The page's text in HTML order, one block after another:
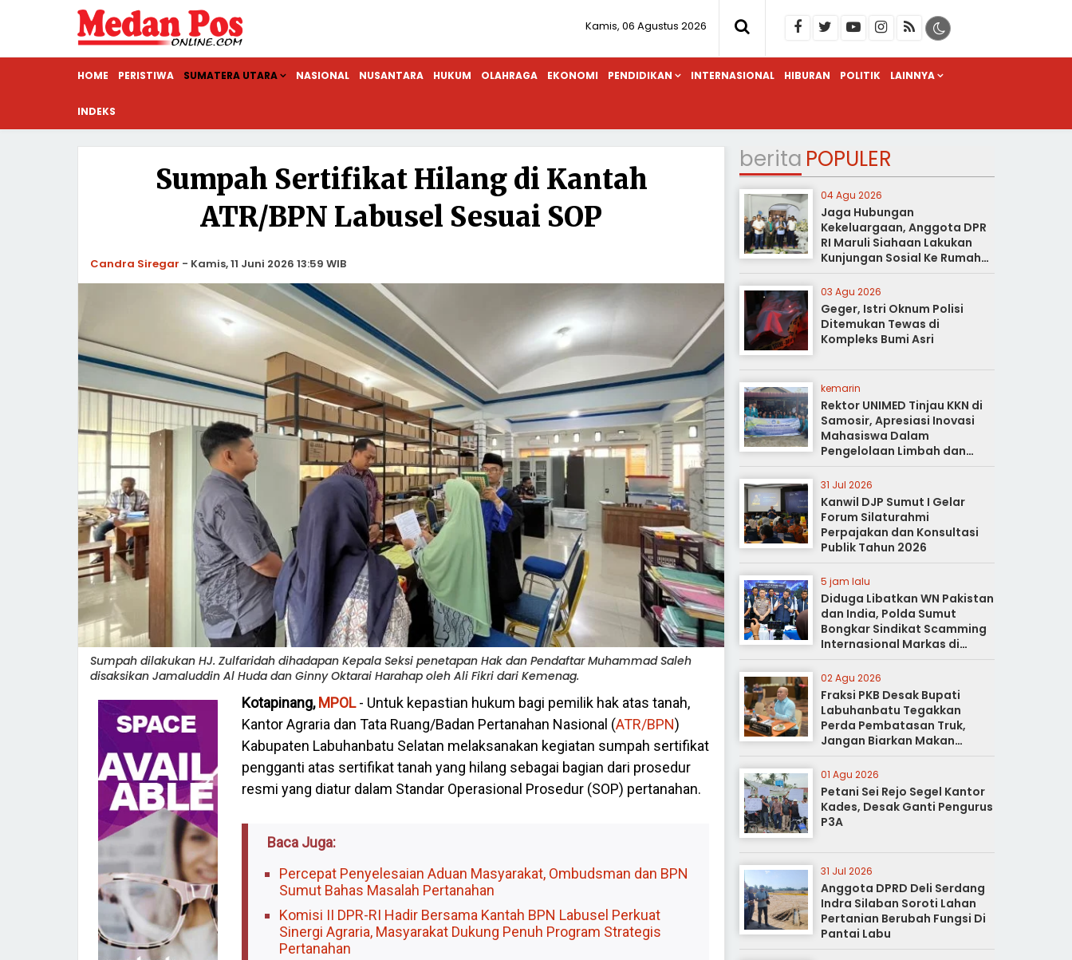
Kamis, 06 Agustus 2026
HOME PERISTIWA SUMATERA UTARA NASIONAL NUSANTARA HUKUM OLAHRAGA EKONOMI PENDIDIKAN INTERNASIONAL HIBURAN POLITIK LAINNYA
INDEKS
Sumpah Sertifikat Hilang di Kantah
ATR/BPN Labusel Sesuai SOP
Candra Siregar - Kamis, 11 Juni 2026 13:59 WIB
Sumpah dilakukan HJ. Zulfaridah dihadapan Kepala Seksi penetapan Hak dan Pendaftar Muhammad Saleh
disaksikan Jamaluddin Al Huda dan Ginny Oktarai Harahap oleh Ali Fikri dari Kemenag.
Kotapinang,MPOL- Untuk kepastian hukum bagi pemilik hak atas tanah,
Kantor Agraria dan Tata Ruang/Badan Pertanahan Nasional (ATR/BPN)
Kabupaten Labuhanbatu Selatan melaksanakan kegiatan sumpah sertifikat
pengganti atas sertifikat tanah yang hilang sebagai bagian dari prosedur
resmi yang diatur dalam Standar Operasional Prosedur (SOP) pertanahan.
Baca Juga:
Percepat Penyelesaian Aduan Masyarakat, Ombudsman dan BPN
Sumut Bahas Masalah Pertanahan
Komisi II DPR-RI Hadir Bersama Kantah BPN Labusel Perkuat
Sinergi Agraria, Masyarakat Dukung Penuh Program Strategis
Pertanahan
berita POPULER
04 Agu 2026
Jaga Hubungan
Kekeluargaan, Anggota DPR
RI Maruli Siahaan Lakukan
Kunjungan Sosial Ke Rumah
Duka
03 Agu 2026
Geger, Istri Oknum Polisi
Ditemukan Tewas di
Kompleks Bumi Asri
kemarin
Rektor UNIMED Tinjau KKN di
Samosir, Apresiasi Inovasi
Mahasiswa Dalam
Pengelolaan Limbah dan
Pertanian Ramah Lingkungan
31 Jul 2026
Kanwil DJP Sumut I Gelar
Forum Silaturahmi
Perpajakan dan Konsultasi
Publik Tahun 2026
5 jam lalu
Diduga Libatkan WN Pakistan
dan India, Polda Sumut
Bongkar Sindikat Scamming
Internasional Markas di
Apartemen Podomoro
02 Agu 2026
Fraksi PKB Desak Bupati
Labuhanbatu Tegakkan
Perda Pembatasan Truk,
Jangan Biarkan Makan
Korban
01 Agu 2026
Petani Sei Rejo Segel Kantor
Kades, Desak Ganti Pengurus
P3A
31 Jul 2026
Anggota DPRD Deli Serdang
Indra Silaban Soroti Lahan
Pertanian Berubah Fungsi Di
Pantai Labu